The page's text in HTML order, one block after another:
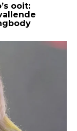
ooit: